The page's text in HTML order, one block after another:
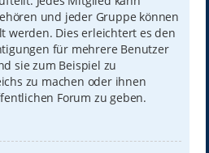
und jeder Gruppe können
werden. Dies erleichtert es den
für mehrere Benutzer
sie zum Beispiel zu
zu machen oder ihnen
Forum zu geben.